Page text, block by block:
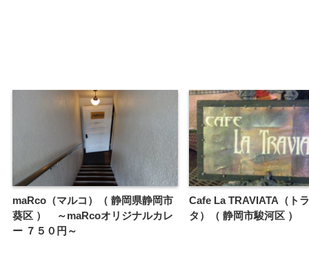
maRco（マルコ）（ 静岡県静岡市
葵区 ） ～maRcoオリジナルカレ
ー ７５０円～
Cafe La TRAVIATA（ト
タ）（ 静岡市駿河区 ）